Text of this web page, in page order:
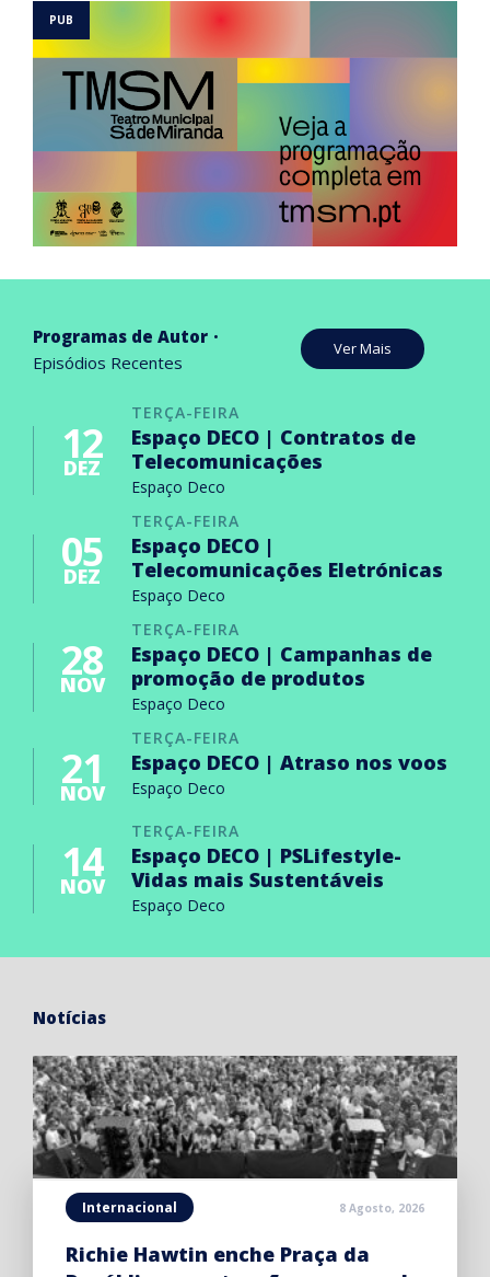
Programas de Autor
Episódios Recentes
Ver Mais
TERÇA-FEIRA
12
DEZ
Espaço DECO | Contratos de
Telecomunicações
Espaço Deco
TERÇA-FEIRA
05
DEZ
Espaço DECO |
Telecomunicações Eletrónicas
Espaço Deco
TERÇA-FEIRA
28
NOV
Espaço DECO | Campanhas de
promoção de produtos
Espaço Deco
TERÇA-FEIRA
21
NOV
Espaço DECO | Atraso nos voos
Espaço Deco
TERÇA-FEIRA
14
NOV
Espaço DECO | PSLifestyle-
Vidas mais Sustentáveis
Espaço Deco
Notícias
Internacional 8 Agosto, 2026
Richie Hawtin enche Praça da